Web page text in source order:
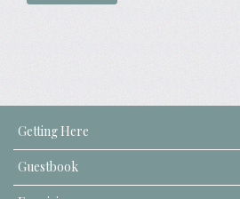
Getting Here
Guestbook